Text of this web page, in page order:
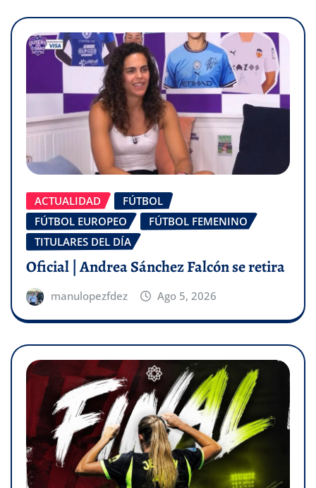
ACTUALIDAD
FÚTBOL
FÚTBOL EUROPEO
FÚTBOL FEMENINO
TITULARES DEL DÍA
Oficial | Andrea Sánchez Falcón se retira
manulopezfdez Ago 5, 2026